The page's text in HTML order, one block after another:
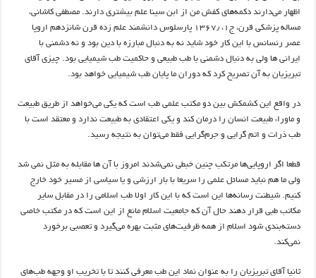
اظهار می‌دارند دکمه‌های کفش من از ابن سینا علم بیشتری دارند. مصطفی کاشانی،
مساله پزشکی قرن، ج۱، ۱۳۶۷٫ پارسلوس دانشمند علم زده قرن شانزدهم اروپا
عصر رنسانس با این کار خود شاید نه به دنبال مبارزه با دین بود و نه دشمنی با
ایرانی ها ولی به دنبال دشمنی با طب طبیعی و حاکمیت طب شیمیایی بود. چیزی آقای
تبریزیان به آن تصریح کرد که دوران ما پایان طب شیمیایی خواهد بود.
در واقع این کشمکش بین دو مکتب علمی طب است که یکی می‌خواهد از طریق طبیعت
و ماوراء طبیعت انسان را درمان کند و یکی اعتقادی به طبیعت ندارد و معتقد است با
طب ذرات و اتم گرایی و جرم‌گرایی فقط می‌توان به نتیجه رسید.
قطعا اگر اروپایی‌ها مرتکب چنین خبطی نمی‌شدند امروز با آن ها مقابله به مثل نمی شد
ولی ما هم نباید مسائل علمی را سریعا با بار ارزشی و یا سیاسی از مسیر خود خارج
کنیم. شیطنت رسانه‌ها این است که با این کار اولا طب اسلامی را در مقابل سایر
مکاتب طبی قرار دهند حال آن که جامعیت اسلام مانع از این است که در مکتب خاصی
دسته‌بندی شود اسلام از همه ظرفیت‌های مثبت بهره می‌گیرد و تعصبی برخورد
نمی‌کند.
ثانیا آقای تبریزیان را به عنوان نماد این طب معرفی کنند تا با تخریب او وجهه طب‌های